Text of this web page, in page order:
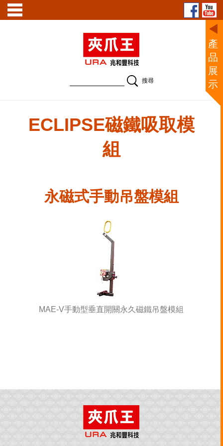
永磁式手動吊盤模組
MAE-V手動型垂直開關永久磁鐵吊盤模組
產
品
展
示